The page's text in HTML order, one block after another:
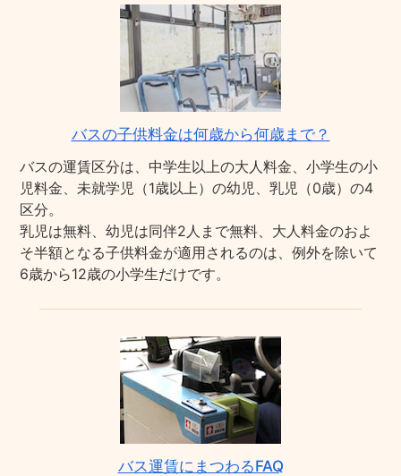
バスの子供料金は何歳から何歳まで？
バスの運賃区分は、中学生以上の大人料金、小学生の小
児料金、未就学児（1歳以上）の幼児、乳児（0歳）の4
区分。
乳児は無料、幼児は同伴2人まで無料、大人料金のおよ
そ半額となる子供料金が適用されるのは、例外を除いて
6歳から12歳の小学生だけです。
バス運賃にまつわるFAQ